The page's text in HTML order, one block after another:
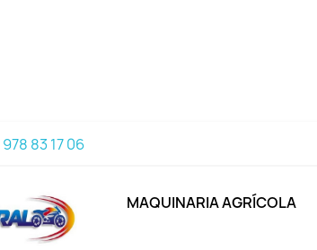
978 83 17 06
MAQUINARIA AGRÍCOLA